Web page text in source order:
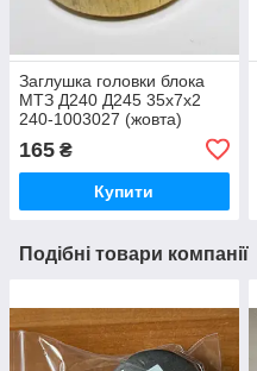
Заглушка головки блока
МТЗ Д240 Д245 35х7х2
240-1003027 (жовта)
165 ₴
Купити
Подібні товари компанії